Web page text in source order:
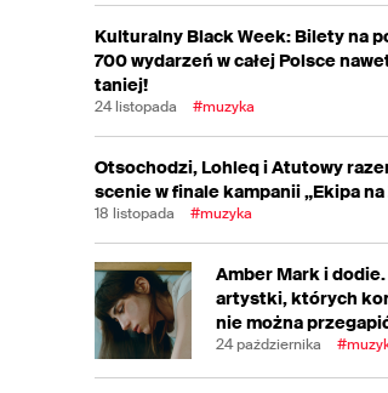
Kulturalny Black Week: Bilety na
700 wydarzeń w całej Polsce
taniej!
24 listopada #muzyka
Otsochodzi, Lohleq i Atutowy
scenie w finale kampanii „Ekipa na
18 listopada #muzyka
Amber Mark i
artystki, których
nie można
24 października